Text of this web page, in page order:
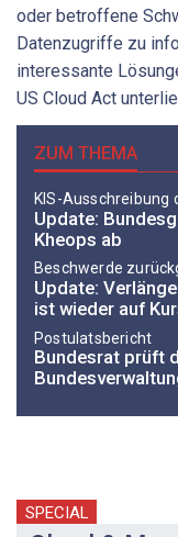
oder betroffene
Datenzugriffe zu
interessante
US Cloud Act
ZUM THEMA
KIS-Ausschreibung
Update:
Kheops ab
Beschwerde
Update:
ist wieder auf
Postulatsbericht
Bundesrat prüft
SPECIAL